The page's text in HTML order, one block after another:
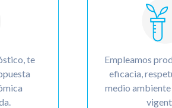
te
Empleamos
eficacia,
medio